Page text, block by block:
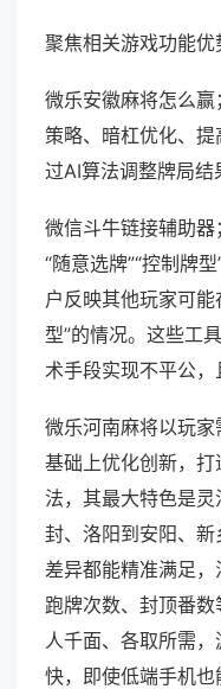
聚焦相关游戏功能优
微乐安徽麻将怎么
策略、暗杠优化、
过AI算法调整牌局结
微信斗牛链接辅助
“随意选牌”“控制牌
户反映其他玩家可能
型”的情况。这些工
术手段实现不平公，
微乐河南麻将以玩
基础上优化创新，
法，其最大特色是
封、洛阳到安阳、新
差异都能精准满足，
跑牌次数、封顶番
人千面、各取所需
快，即使低端手机